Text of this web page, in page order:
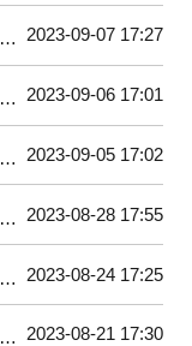
2023-09-07 17:27
2023-09-06 17:01
2023-09-05 17:02
2023-08-28 17:55
2023-08-24 17:25
2023-08-21 17:30